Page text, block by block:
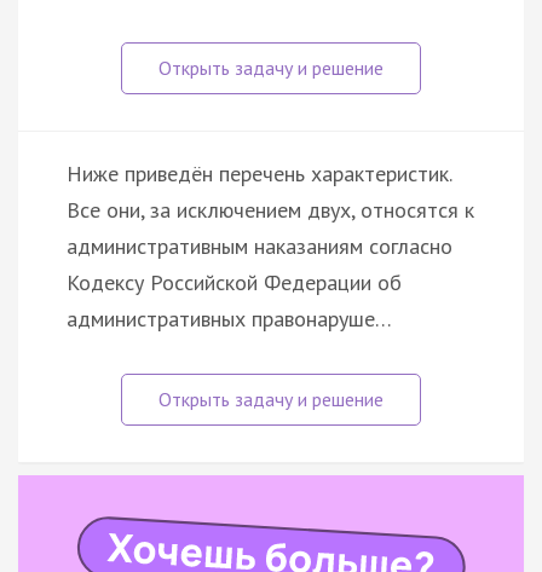
Ниже приведён перечень характеристик.
Все они, за исключением двух, относятся к
административным наказаниям согласно
Кодексу Российской Федерации об
административных правонаруше…